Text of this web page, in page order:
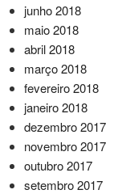
junho 2018
maio 2018
abril 2018
março 2018
fevereiro 2018
janeiro 2018
dezembro 2017
novembro 2017
outubro 2017
setembro 2017